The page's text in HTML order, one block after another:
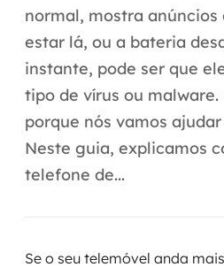
RPA e hiperautomação
AI Day
Transformar dados em
Data Analytics
Data Platforms
normal, mostra anúncios
estar lá, ou a bateria
instante, pode ser que
tipo de vírus ou malware.
porque nós vamos
Neste guia, explicamos
telefone de...
Se o seu telemóvel anda